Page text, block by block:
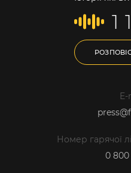
1 1
E-
Номер гарячої
0 800